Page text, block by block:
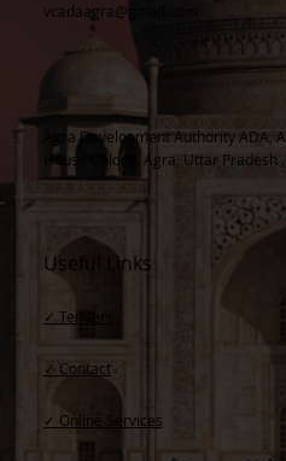
✓ Contact​
✓ Tenders
vcadaagra@gmail.com
✓ Online Services
Useful Links
Agra Development Authority ADA,
House Colony, Agra, Uttar Pradesh